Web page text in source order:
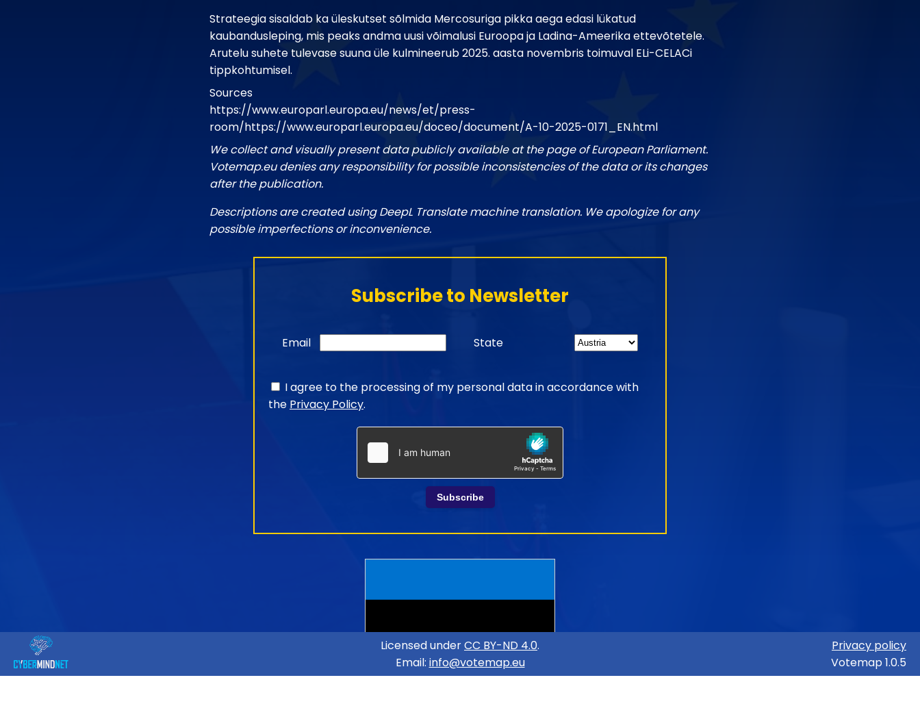
Strateegia sisaldab ka üleskutset sõlmida Mercosuriga pikka aega edasi lükatud
kaubandusleping, mis peaks andma uusi võimalusi Euroopa ja Ladina-Ameerika ettevõtetele.
Arutelu suhete tulevase suuna üle kulmineerub 2025. aasta novembris toimuval ELi-CELACi
tippkohtumisel.
Sources
https://www.europarl.europa.eu/news/et/press-
room/https://www.europarl.europa.eu/doceo/document/A-10-2025-0171_EN.html
We collect and visually present data publicly available at the page of European Parliament.
Votemap.eu denies any responsibility for possible inconsistencies of the data or its changes
after the publication.
Descriptions are created using DeepL Translate machine translation. We apologize for any
possible imperfections or inconvenience.
Subscribe to Newsletter
Email State
I agree to the processing of my personal data in accordance with
the Privacy Policy.
Subscribe
Licensed underCC BY-ND 4.0.
Email: info@votemap.eu
Privacy policy
Votemap 1.0.5